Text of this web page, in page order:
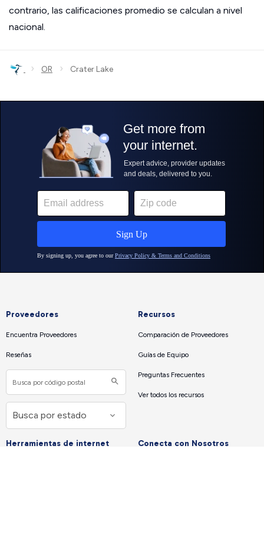
contrario, las calificaciones promedio se calculan a nivel
nacional.
› OR › Crater Lake
Proveedores
Encuentra Proveedores
Reseñas
Recursos
Comparación de Proveedores
Guías de Equipo
Preguntas Frecuentes
Ver todos los recursos
Herramientas de internet Conecta con Nosotros